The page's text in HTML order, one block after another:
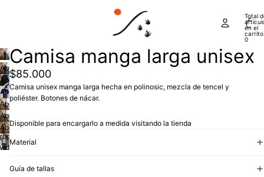
Total
en el
0
Reproducir
el video
Abrir
imagen
a
pantalla
completa
Abrir
imagen
a
pantalla
completa
Abrir
imagen
a
pantalla
completa
Abrir
imagen
a
pantalla
completa
Abrir
imagen
a
pantalla
Abrir
imagen
a
completa
Camisa manga larga unisex
$85.000
Camisa unisex manga larga hecha en polinosic, mezcla de tencel y
poliéster. Botones de nácar.
Disponible para encargarlo a medida visitando la tienda
Material
Guía de tallas